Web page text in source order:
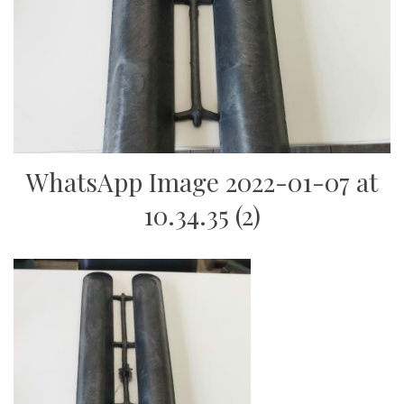
WhatsApp Image 2022-01-07 at
10.34.35 (2)